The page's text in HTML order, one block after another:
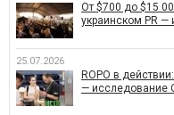
От $700 до $15
украинском PR —
25.07.2026
ROPO в
— исследование